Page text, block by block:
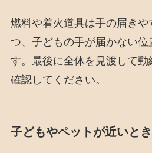
燃料や着火道具は手の届きや
つ、子どもの手が届かない位
す。最後に全体を見渡して
確認してください。
子どもやペットが近いと